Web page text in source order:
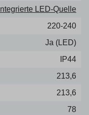
Integrierte LED-Quelle
220-240
Ja (LED)
IP44
213,6
213,6
78